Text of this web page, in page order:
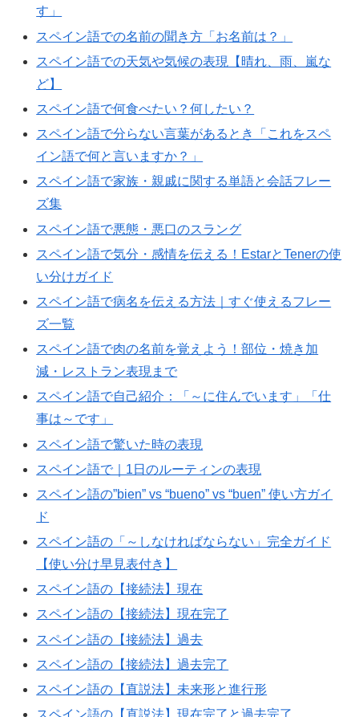
す」
スペイン語での名前の聞き方「お名前は？」
スペイン語での天気や気候の表現【晴れ、雨、嵐な
ど】
スペイン語で何食べたい？何したい？
スペイン語で分らない言葉があるとき「これをスペ
イン語で何と言いますか？」
スペイン語で家族・親戚に関する単語と会話フレー
ズ集
スペイン語で悪態・悪口のスラング
スペイン語で気分・感情を伝える！EstarとTenerの使
い分けガイド
スペイン語で病名を伝える方法｜すぐ使えるフレー
ズ一覧
スペイン語で肉の名前を覚えよう！部位・焼き加
減・レストラン表現まで
スペイン語で自己紹介：「～に住んでいます」「仕
事は～です」
スペイン語で驚いた時の表現
スペイン語で｜1日のルーティンの表現
スペイン語の”bien” vs “bueno” vs “buen” 使い方ガイ
ド
スペイン語の「～しなければならない」完全ガイド
【使い分け早見表付き】
スペイン語の【接続法】現在
スペイン語の【接続法】現在完了
スペイン語の【接続法】過去
スペイン語の【接続法】過去完了
スペイン語の【直説法】未来形と進行形